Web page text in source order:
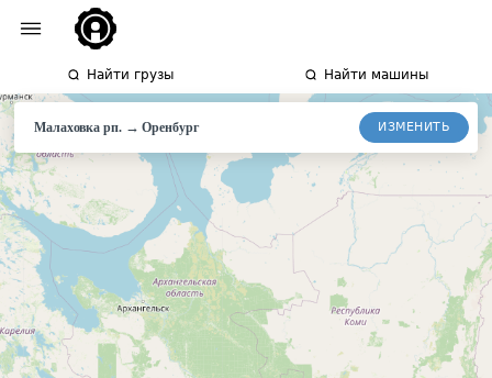
Найти грузы Найти машины
Малаховка рп.→Оренбург ИЗМЕНИТЬ